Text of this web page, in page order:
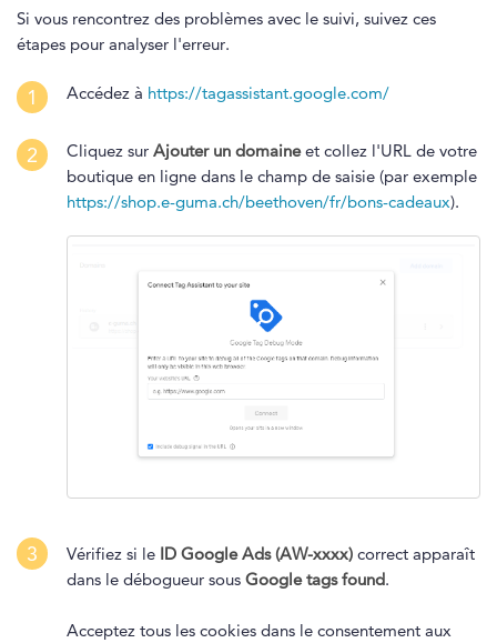
Si vous rencontrez des problèmes avec le suivi, suivez ces
étapes pour analyser l'erreur.
1 Accédez à https://tagassistant.google.com/
2 Cliquez sur Ajouter un domaineet collez l'URL de votre
boutique en ligne dans le champ de saisie (par exemple
https://shop.e-guma.ch/beethoven/fr/bons-cadeaux).
3 Vérifiez si le ID Google Ads (AW-xxxx) correct apparaît
dans le débogueur sous Google tags found.
Acceptez tous les cookies dans le consentement aux